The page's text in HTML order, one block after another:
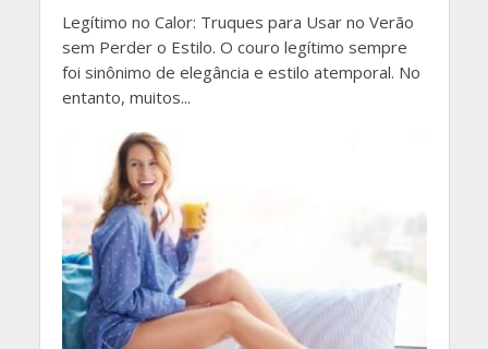
Legítimo no Calor: Truques para Usar no Verão
sem Perder o Estilo. O couro legítimo sempre
foi sinônimo de elegância e estilo atemporal. No
entanto, muitos...